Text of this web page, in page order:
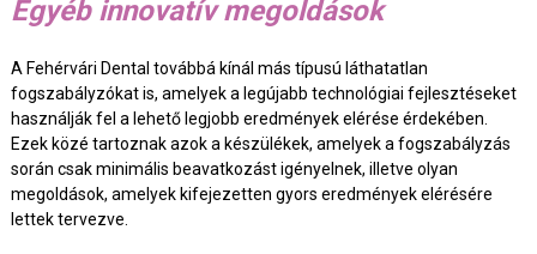
Egyéb innovatív megoldások
A Fehérvári Dental továbbá kínál más típusú láthatatlan
fogszabályzókat is, amelyek a legújabb technológiai fejlesztéseket
használják fel a lehető legjobb eredmények elérése érdekében.
Ezek közé tartoznak azok a készülékek, amelyek a fogszabályzás
során csak minimális beavatkozást igényelnek, illetve olyan
megoldások, amelyek kifejezetten gyors eredmények elérésére
lettek tervezve.